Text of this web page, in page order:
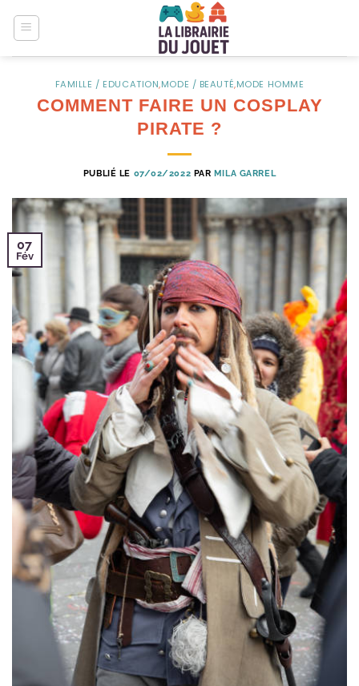
FAMILLE / EDUCATION,MODE / BEAUTÉ,MODE HOMME
COMMENT FAIRE UN COSPLAY
PIRATE ?
PUBLIÉ LE 07/02/2022 PAR MILA GARREL
07
Fév